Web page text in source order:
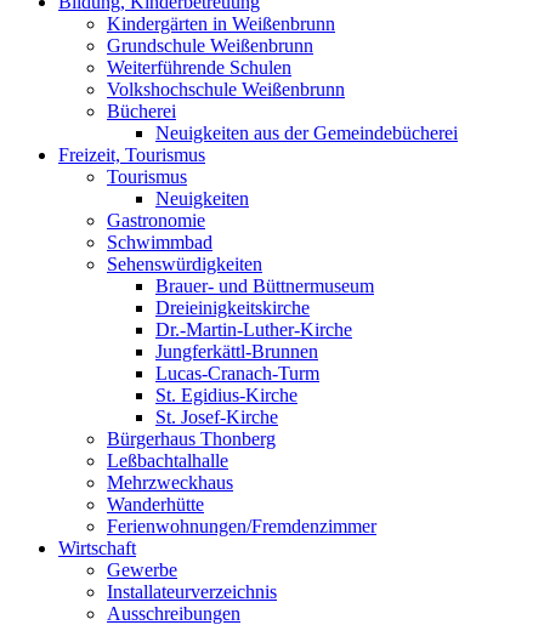
Kindergärten in Weißenbrunn
Grundschule Weißenbrunn
Weiterführende Schulen
Volkshochschule Weißenbrunn
Bücherei
Neuigkeiten aus der Gemeindebücherei
Freizeit, Tourismus
Tourismus
Neuigkeiten
Gastronomie
Schwimmbad
Sehenswürdigkeiten
Brauer- und Büttnermuseum
Dreieinigkeitskirche
Dr.-Martin-Luther-Kirche
Jungferkättl-Brunnen
Lucas-Cranach-Turm
St. Egidius-Kirche
St. Josef-Kirche
Bürgerhaus Thonberg
Leßbachtalhalle
Mehrzweckhaus
Wanderhütte
Ferienwohnungen/Fremdenzimmer
Wirtschaft
Gewerbe
Installateurverzeichnis
Ausschreibungen